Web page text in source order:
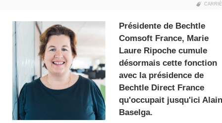
gratuite
Présidente de Bechtle
Comsoft France, Marie
Laure Ripoche cumule
désormais cette fonction
avec la présidence de
Bechtle Direct France
qu'occupait jusqu'ici Alain
Baselga.